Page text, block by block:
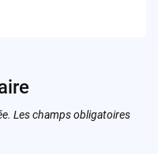
Les champs obligatoires